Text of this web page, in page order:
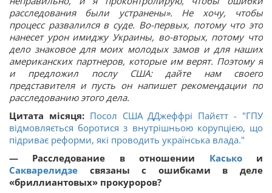
расследования были устранены». Не хочу, чтобы
процесс развалился в суде. Во-первых, потому что это
нанесет урон имиджу Украины, во-вторых, потому что
дело знаковое для моих молодых замов и для наших
американских партнеров, которые им верят. Поэтому я
и предложил послу США: дайте нам своего
представителя и пусть он напишет рекомендации по
расследованию этого дела.
Цитата місяця: Посол США ДДжеффрі Пайєтт - "ГПУ
відмовляється боротися з внутрішньою корупцією, що
підриває реформи, які проводить українська влада."
— Расследование в отношении Каськои
Сакварелидзе связаны с ошибками в деле
«бриллиантовых» прокуроров?